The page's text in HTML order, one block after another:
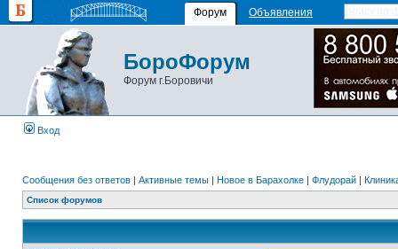
Форум Объявления
БороФорум
Форум г.Боровичи
Вход
Сообщения без ответов | Активные темы | Новое в Барахолке | Флудорай |
Список форумов